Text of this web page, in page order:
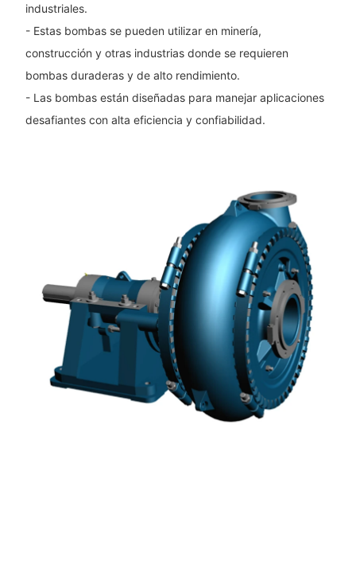
industriales.
- Estas bombas se pueden utilizar en minería,
construcción y otras industrias donde se requieren
bombas duraderas y de alto rendimiento.
- Las bombas están diseñadas para manejar aplicaciones
desafiantes con alta eficiencia y confiabilidad.